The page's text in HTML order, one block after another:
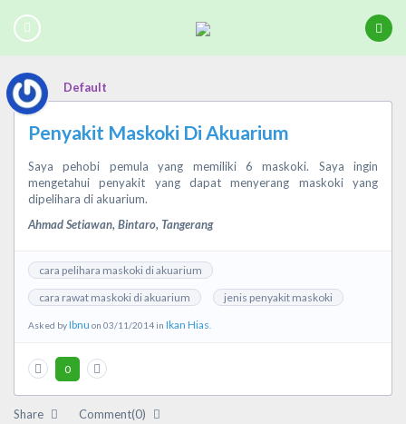
Default
Penyakit Maskoki Di Akuarium
Saya pehobi pemula yang memiliki 6 maskoki. Saya ingin
mengetahui penyakit yang dapat menyerang maskoki yang
dipelihara di akuarium.
Ahmad Setiawan, Bintaro, Tangerang
cara pelihara maskoki di akuarium
cara rawat maskoki di akuarium
jenis penyakit maskoki
Asked byIbnu on 03/11/2014 in Ikan Hias
0
Share Comment(0)